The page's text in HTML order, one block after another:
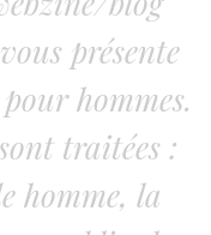
présente
hommes.
traitées :
homme, la